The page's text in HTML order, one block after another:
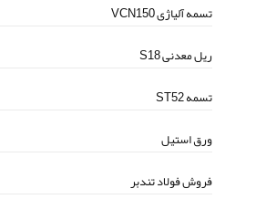
تسمه آلیاژی VCN150
ریل معدنی S18
تسمه ST52
ورق استیل
فروش فولاد تندبر